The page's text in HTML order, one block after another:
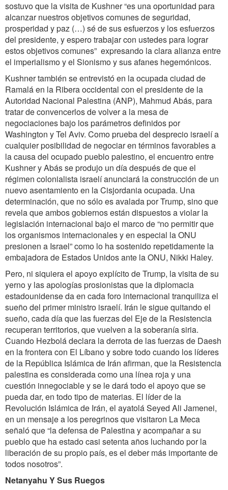
sostuvo que la visita de Kushner “es una oportunidad para
alcanzar nuestros objetivos comunes de seguridad,
prosperidad y paz (…) sé de sus esfuerzos y los esfuerzos
del presidente, y espero trabajar con ustedes para lograr
estos objetivos comunes” expresando la clara alianza entre
el imperialismo y el Sionismo y sus afanes hegemónicos.
Kushner también se entrevistó en la ocupada ciudad de
Ramalá en la Ribera occidental con el presidente de la
Autoridad Nacional Palestina (ANP), Mahmud Abás, para
tratar de convencerlos de volver a la mesa de
negociaciones bajo los parámetros definidos por
Washington y Tel Aviv. Como prueba del desprecio israelí a
cualquier posibilidad de negociar en términos favorables a
la causa del ocupado pueblo palestino, el encuentro entre
Kushner y Abás se produjo un día después de que el
régimen colonialista israelí anunciará la construcción de un
nuevo asentamiento en la Cisjordania ocupada. Una
determinación, que no sólo es avalada por Trump, sino que
revela que ambos gobiernos están dispuestos a violar la
legislación internacional bajo el marco de “no permitir que
los organismos internacionales y en especial la ONU
presionen a Israel” como lo ha sostenido repetidamente la
embajadora de Estados Unidos ante la ONU, Nikki Haley.
Pero, ni siquiera el apoyo explícito de Trump, la visita de su
yerno y las apologías prosionistas que la diplomacia
estadounidense da en cada foro internacional tranquiliza el
sueño del primer ministro israelí. Irán le sigue quitando el
sueño, cada día que las fuerzas del Eje de la Resistencia
recuperan territorios, que vuelven a la soberanía siria.
Cuando Hezbolá declara la derrota de las fuerzas de Daesh
en la frontera con El Líbano y sobre todo cuando los líderes
de la República Islámica de Irán afirman, que la Resistencia
palestina es considerada como una línea roja y una
cuestión innegociable y se le dará todo el apoyo que se
pueda dar, en todo tipo de materias. El líder de la
Revolución Islámica de Irán, el ayatolá Seyed Ali Jamenei,
en un mensaje a los peregrinos que visitaron La Meca
señaló que “la defensa de Palestina y acompañar a su
pueblo que ha estado casi setenta años luchando por la
liberación de su propio país, es el deber más importante de
todos nosotros”.
Netanyahu Y Sus Ruegos